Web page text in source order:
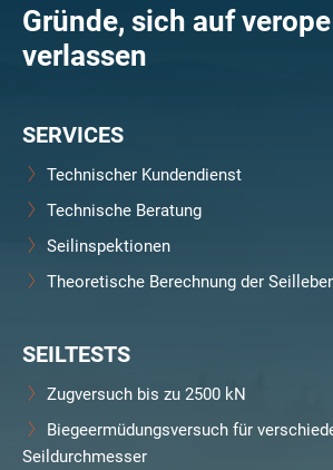
Gründe, sich auf
verlassen
SERVICES
Technischer Kundendienst
Technische Beratung
Seilinspektionen
Theoretische Berechnung der
SEILTESTS
Zugversuch bis zu 2500 kN
Biegeermüdungsversuch für
Seildurchmesser